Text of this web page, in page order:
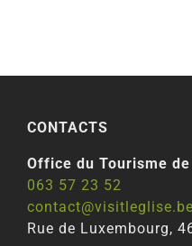
CONTACTS
Office du Tourisme
063 57 23 52
contact@visitleglise.be
Rue de Luxembourg,